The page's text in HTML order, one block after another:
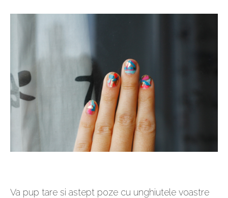
Va pup tare si astept poze cu unghiutele voastre